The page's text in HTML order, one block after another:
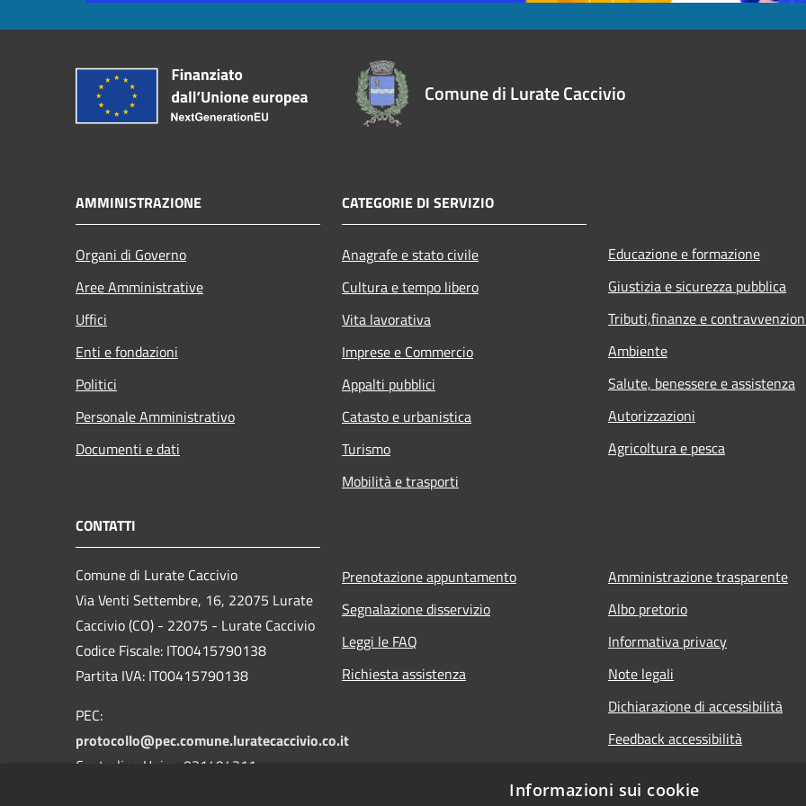
Comune di Lurate Caccivio
AMMINISTRAZIONE
Organi di Governo
Aree Amministrative
Uffici
Enti e fondazioni
Politici
Personale Amministrativo
Documenti e dati
CATEGORIE DI SERVIZIO
Anagrafe e stato civile
Cultura e tempo libero
Vita lavorativa
Imprese e Commercio
Appalti pubblici
Catasto e urbanistica
Turismo
Mobilità e trasporti
Educazione e formazione
Giustizia e sicurezza pubblica
Tributi,finanze e
Ambiente
Salute, benessere e assistenza
Autorizzazioni
Agricoltura e pesca
CONTATTI
Comune di Lurate Caccivio
Via Venti Settembre, 16, 22075 Lurate
Caccivio (CO) - 22075 - Lurate Caccivio
Codice Fiscale: IT00415790138
Partita IVA: IT00415790138
PEC:
protocollo@pec.comune.luratecaccivio.co.it
Centralino Unico: 031494311
Prenotazione appuntamento
Segnalazione disservizio
Leggi le FAQ
Richiesta assistenza
Amministrazione trasparente
Albo pretorio
Informativa privacy
Note legali
Dichiarazione di accessibilità
Feedback accessibilità
Informazioni sui cookie